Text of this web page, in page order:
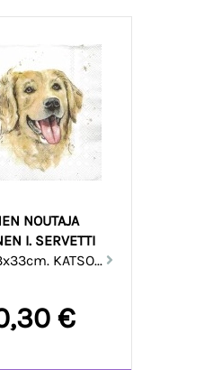
NOUTAJA
I. SERVETTI
KATSO...
€